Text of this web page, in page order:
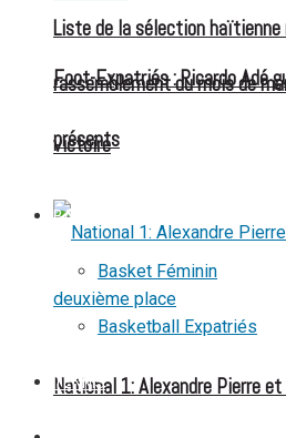
Foot-Expatriés : Ricardo Adé
victoire
National 1: Alexandre Pierre
Liste de la sélection haïtienne
rassemblement du mois de
présents
BASKETBALL
Basket Féminin
Basketball Expatriés
TENNIS